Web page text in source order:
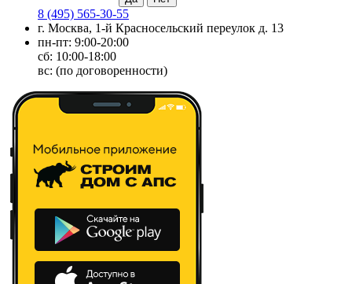
8 (495) 565-30-55
г. Москва, 1-й Красносельский переулок д. 13
пн-пт: 9:00-20:00
сб: 10:00-18:00
вс: (по договоренности)